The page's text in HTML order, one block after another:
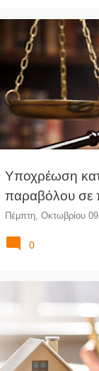
Υποχρέωση
παραβόλου σε
αιτήματος για
υποχρέωση
Πέμπτη, Οκτωβρίου
0